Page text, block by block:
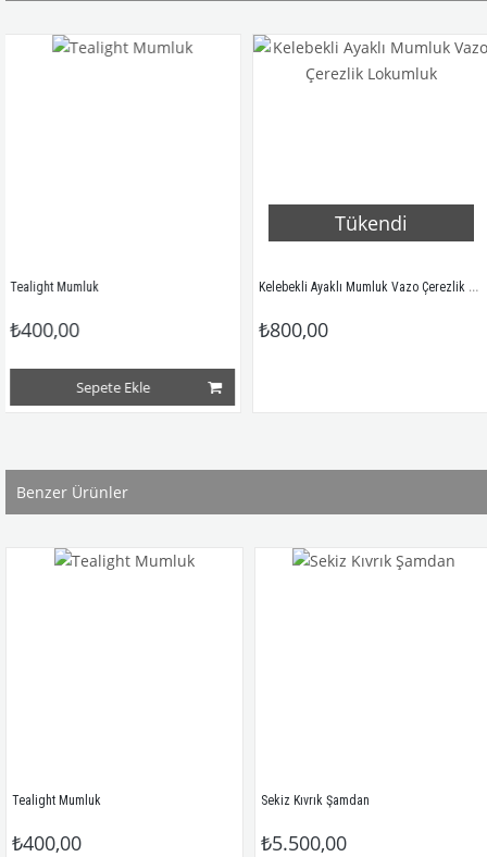
Mumluk
Sepete Ekle
Tükendi
Kelebekli Ayaklı Mumluk Vazo Çerezlik Lokumluk
₺800,00
Benzer Ürünler
Mumluk Sekiz Kıvrık Şamdan
₺5.500,00